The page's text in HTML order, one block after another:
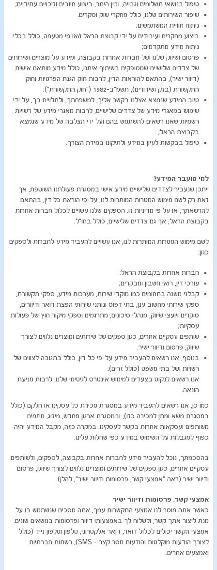
טיפול בנושאי תשלומים וגבייה, ובין היתר, ביצוע חיובים וזיכויים עתידיים;
שיפור השירותים שלנו, כולל מחקרי שוק וסקרים.
ניתוח חוויית המשתמשים;
ביצוע מחקרים ועיבודים על ידי קבוצת הראל ו/או מי מטעמה, כולל בכלי
ניתוח מידע מתקדמים;
פרסום ושיווק שלנו ושל חברות אחרות בקבוצה, ומידע על מוצרים ושירותים
של צדדים שלישיים שמסופקים בשיתוף איתנו, כולל מידע מותאם אישית
(דיוור ישיר), בהתאם להוראות הדין, לרבות חוק הגנת הפרטיות וחוק
התקשורת (בזק ושידורים), תשמ"ב-1982 ("חוק התקשורת");
טיוב המידע שנמצא אצלנו בקשר אליך, למשפחתך, ולתלויים בך, על ידי
שימוש במאגרי מידע של צדדים שלישיים, לרבות מאגרי מידע של רשויות
רשמיות שאנו רשאים להשתמש בהם ועל ידי הצלבה של מידע שנמצא
בקבוצת הראל;
טיפול בבקשות לעיון במידע ולתיקונו במידת הצורך.
למי מועבר המידע?
ייתכן שנעביר לצדדים שלישיים מידע אישי במסגרת פעולתנו השוטפת, אך
זאת רק לשם מימוש המטרות המותרות לנו, על-פי הוראת כל דין, בהתאם
להרשאתך, או על פי מדיניות זו. הספקים שלנו עשויים לכלול חברות אחרות
בקבוצת הראל, אך גם צדדים שלישיים, כולל בחו"ל.
לשם מימוש המטרות המותרות לנו, אנו עשויים להעביר מידע לחברות ולספקים
כגון:
חברות אחרות בקבוצת הראל;
עורכי דין, רואי חשבון ומבקרים;
קבלני משנה בתחומים כמו מוקדי שירות, מערכות מידע, ספקי תקשורת,
ספקי שירותי מחשוב ענן, בתי דפוס ונותני שירותי הפצת דואר ודיוורים,
סוקרים ויועצי שיווק, מנהלי סיכונים, מתרגמים וספקי מיקור חוץ של פעולות
עסקיות;
שותפים עסקיים אחרים, כגון ספקים של שירותים ומוצרים נלווים לצורך
שיווק, פרסום ודיוור ישיר.
בנוסף, אנו רשאים להעביר מידע על-פי כל דין, כולל בתגובה לצווים של
רשויות ושל בתי משפט (כולל זרים).
אנו רשאים לנקוט בצעדים למימוש אינטרס לגיטימי שלנו, לרבות מניעת
הונאה.
כמו כן, אנו רשאים להעביר מידע במסגרת מכירת כל עסקינו או חלקם (כולל
במסגרת משא ומתן למכירה כזו), ובמסגרת ארגון מחדש, מיזוג, מיזמים
משותפים ועסקאות אחרות בקשר לעסקינו. במקרה כזה, מקבל המידע יהיה
כפוף למגבלות על השימוש במידע כפי שחלות עלינו.
בהסכמתך, נוכל להעביר מידע לחברות אחרות בקבוצה, לספקים, ולשותפים
עסקיים אחרים, כגון ספקים של שירותים ומוצרים נלווים לצורך שיווק, פרסום
ודיוור ישיר (ראה "אמצעי קשר, פרסומות ודיוור ישיר", להלן).
​אמצעי קשר, פרסומות ודיוור ישיר
כאשר אתה מוסר לנו אמצעי התקשרות עמך, אתה מסכים שנשתמש בו על
מנת ליצור אתך קשר, ולשלוח לך באמצעותו דיוור ופרסומות בנושאים שונים.
אמצעי הקשר יכולים לכלול דואר, דואר אלקטרוני, טלפון וטלפון נייד (כולל
לצורך הודעות מוקלטות והודעות מסר קצר – SMS), רשתות חברתיות
ואמצעים אחרים.